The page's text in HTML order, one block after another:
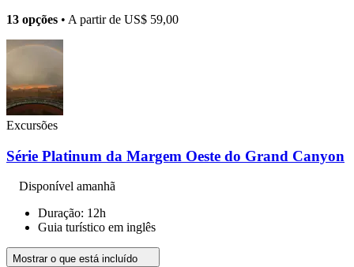
13 opções • A partir de US$ 59,00
Excursões
Série Platinum da Margem Oeste do Grand Canyon
Disponível amanhã
Duração: 12h
Guia turístico em inglês
Mostrar o que está incluído